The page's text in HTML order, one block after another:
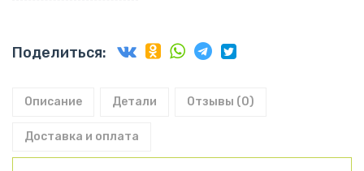
Поделиться:
Описание Детали Отзывы (0)
Доставка и оплата